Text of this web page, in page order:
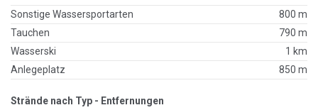
Sonstige Wassersportarten
800 m
Tauchen
790 m
Wasserski
1 km
Anlegeplatz
850 m
Strände nach Typ - Entfernungen